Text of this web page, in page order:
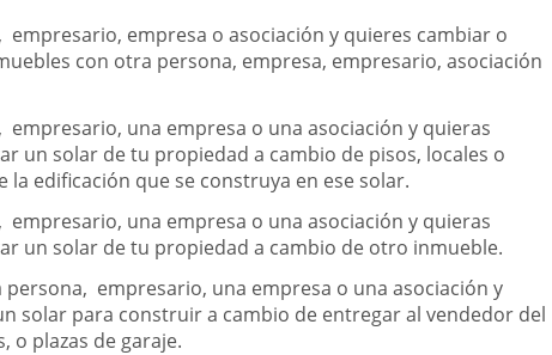
empresario, empresa o asociación y quieres cambiar o
con otra persona, empresa, empresario, asociación
empresario, una empresa o una asociación y quieras
un solar de tu propiedad a cambio de pisos, locales o
la edificación que se construya en ese solar.
empresario, una empresa o una asociación y quieras
un solar de tu propiedad a cambio de otro inmueble.
persona, empresario, una empresa o una asociación y
solar para construir a cambio de entregar al vendedor del
o plazas de garaje.